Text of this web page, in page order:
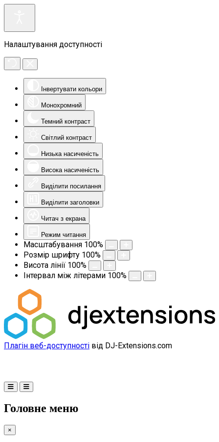
Налаштування доступності
Інвертувати кольори
Монохромний
Темний контраст
Світлий контраст
Низька насиченість
Висока насиченість
Виділити посилання
Виділити заголовки
Читач з екрана
Режим читання
Масштабування 100%
Розмір шрифту 100%
Висота лінії 100%
Інтервал між літерами 100%
Плагін веб-доступності від DJ-Extensions.com
Головне меню
×